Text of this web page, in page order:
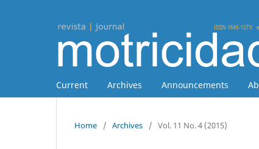
Current Archives Announcements
Home / Archives / Vol. 11 No. 4 (2015)